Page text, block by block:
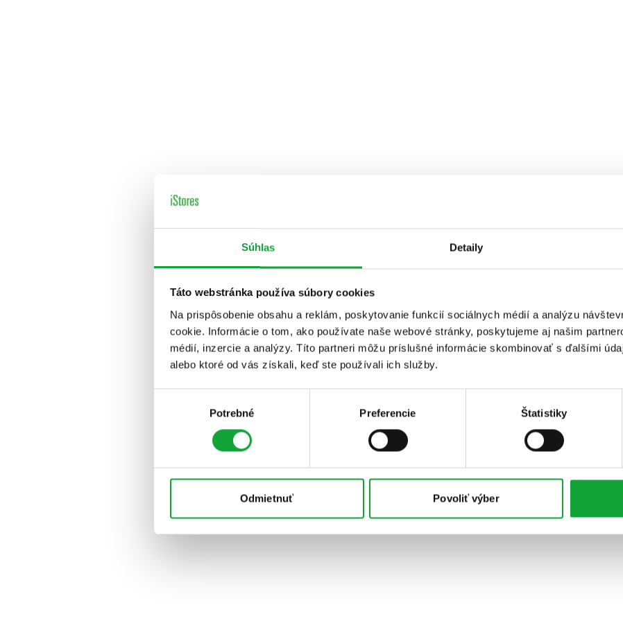
Súhlas Detaily
Táto webstránka používa súbory cookies
Na prispôsobenie obsahu a reklám, poskytovanie funkcií sociálnych médií a analýzu
cookie. Informácie o tom, ako používate naše webové stránky, poskytujeme aj našim
médií, inzercie a analýzy. Títo partneri môžu príslušné informácie skombinovať s ďalšími
alebo ktoré od vás získali, keď ste používali ich služby.
Potrebné Preferencie Štatistiky
Odmietnuť Povoliť výber